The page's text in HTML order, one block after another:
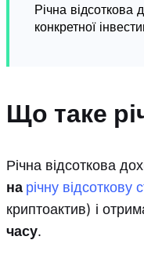
Річна відсоткова
конкретної
Що таке
Річна відсоткова
на річну відсоткову
криптоактив) і
часу.